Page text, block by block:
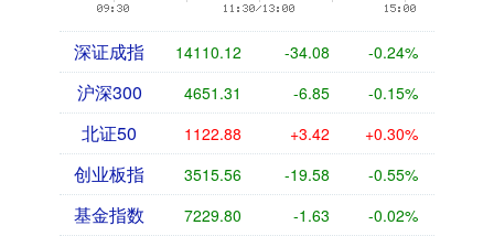
深证成指 14110.12 -34.08 -0.24%
沪深300 4651.31 -6.85 -0.15%
北证50 1122.88 +3.42 +0.30%
创业板指 3515.56 -19.58 -0.55%
基金指数 7229.80 -1.63 -0.02%